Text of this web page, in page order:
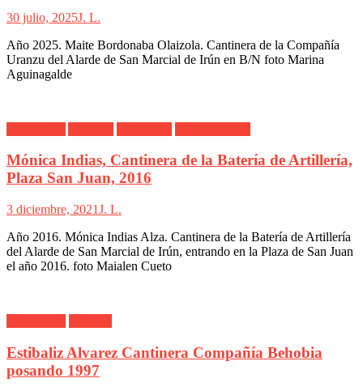
30 julio, 2025J. L.
Año 2025. Maite Bordonaba Olaizola. Cantinera de la Compañía
Uranzu del Alarde de San Marcial de Irún en B/N foto Marina
Aguinagalde
Mónica Indias, Cantinera de la Batería de Artillería,
Plaza San Juan, 2016
3 diciembre, 2021J. L.
Año 2016. Mónica Indias Alza. Cantinera de la Batería de Artillería
del Alarde de San Marcial de Irún, entrando en la Plaza de San Juan
el año 2016. foto Maialen Cueto
Estibaliz Alvarez Cantinera Compañía Behobia
posando 1997